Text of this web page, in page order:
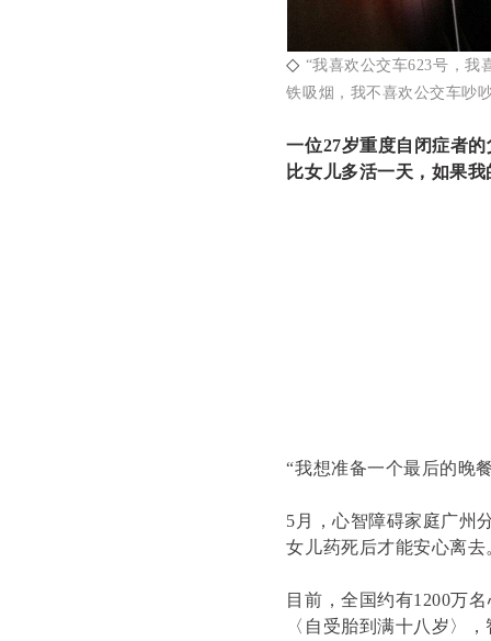
◇ “我喜欢公交车623号，
铁吸烟，我不喜欢公交车吵
一位27岁重度自闭症者
比女儿多活一天，如果
“我想准备一个最后的晚
5月，心智障碍家庭广州
女儿药死后才能安心离
目前，全国约有1200万
〈自受胎到满十八岁〉